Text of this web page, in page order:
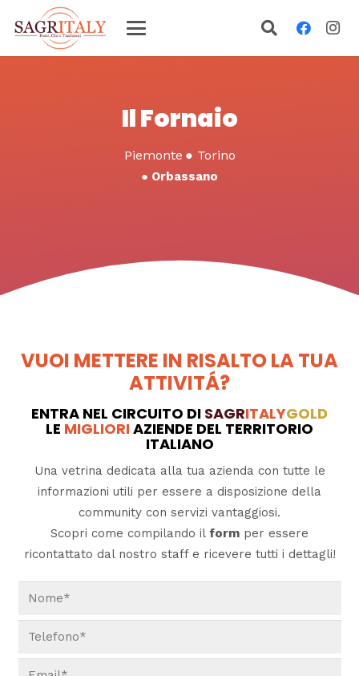
Il Fornaio
Piemonte ● Torino
● Orbassano
VUOI METTERE IN RISALTO LA TUA
ATTIVITÁ?
ENTRA NEL CIRCUITO DI SAGRITALYGOLD
LE MIGLIORIAZIENDE DEL TERRITORIO
ITALIANO
Una vetrina dedicata alla tua azienda con tutte le
informazioni utili per essere a disposizione della
community con servizi vantaggiosi.
Scopri come compilando il form per essere
ricontattato dal nostro staff e ricevere tutti i dettagli!